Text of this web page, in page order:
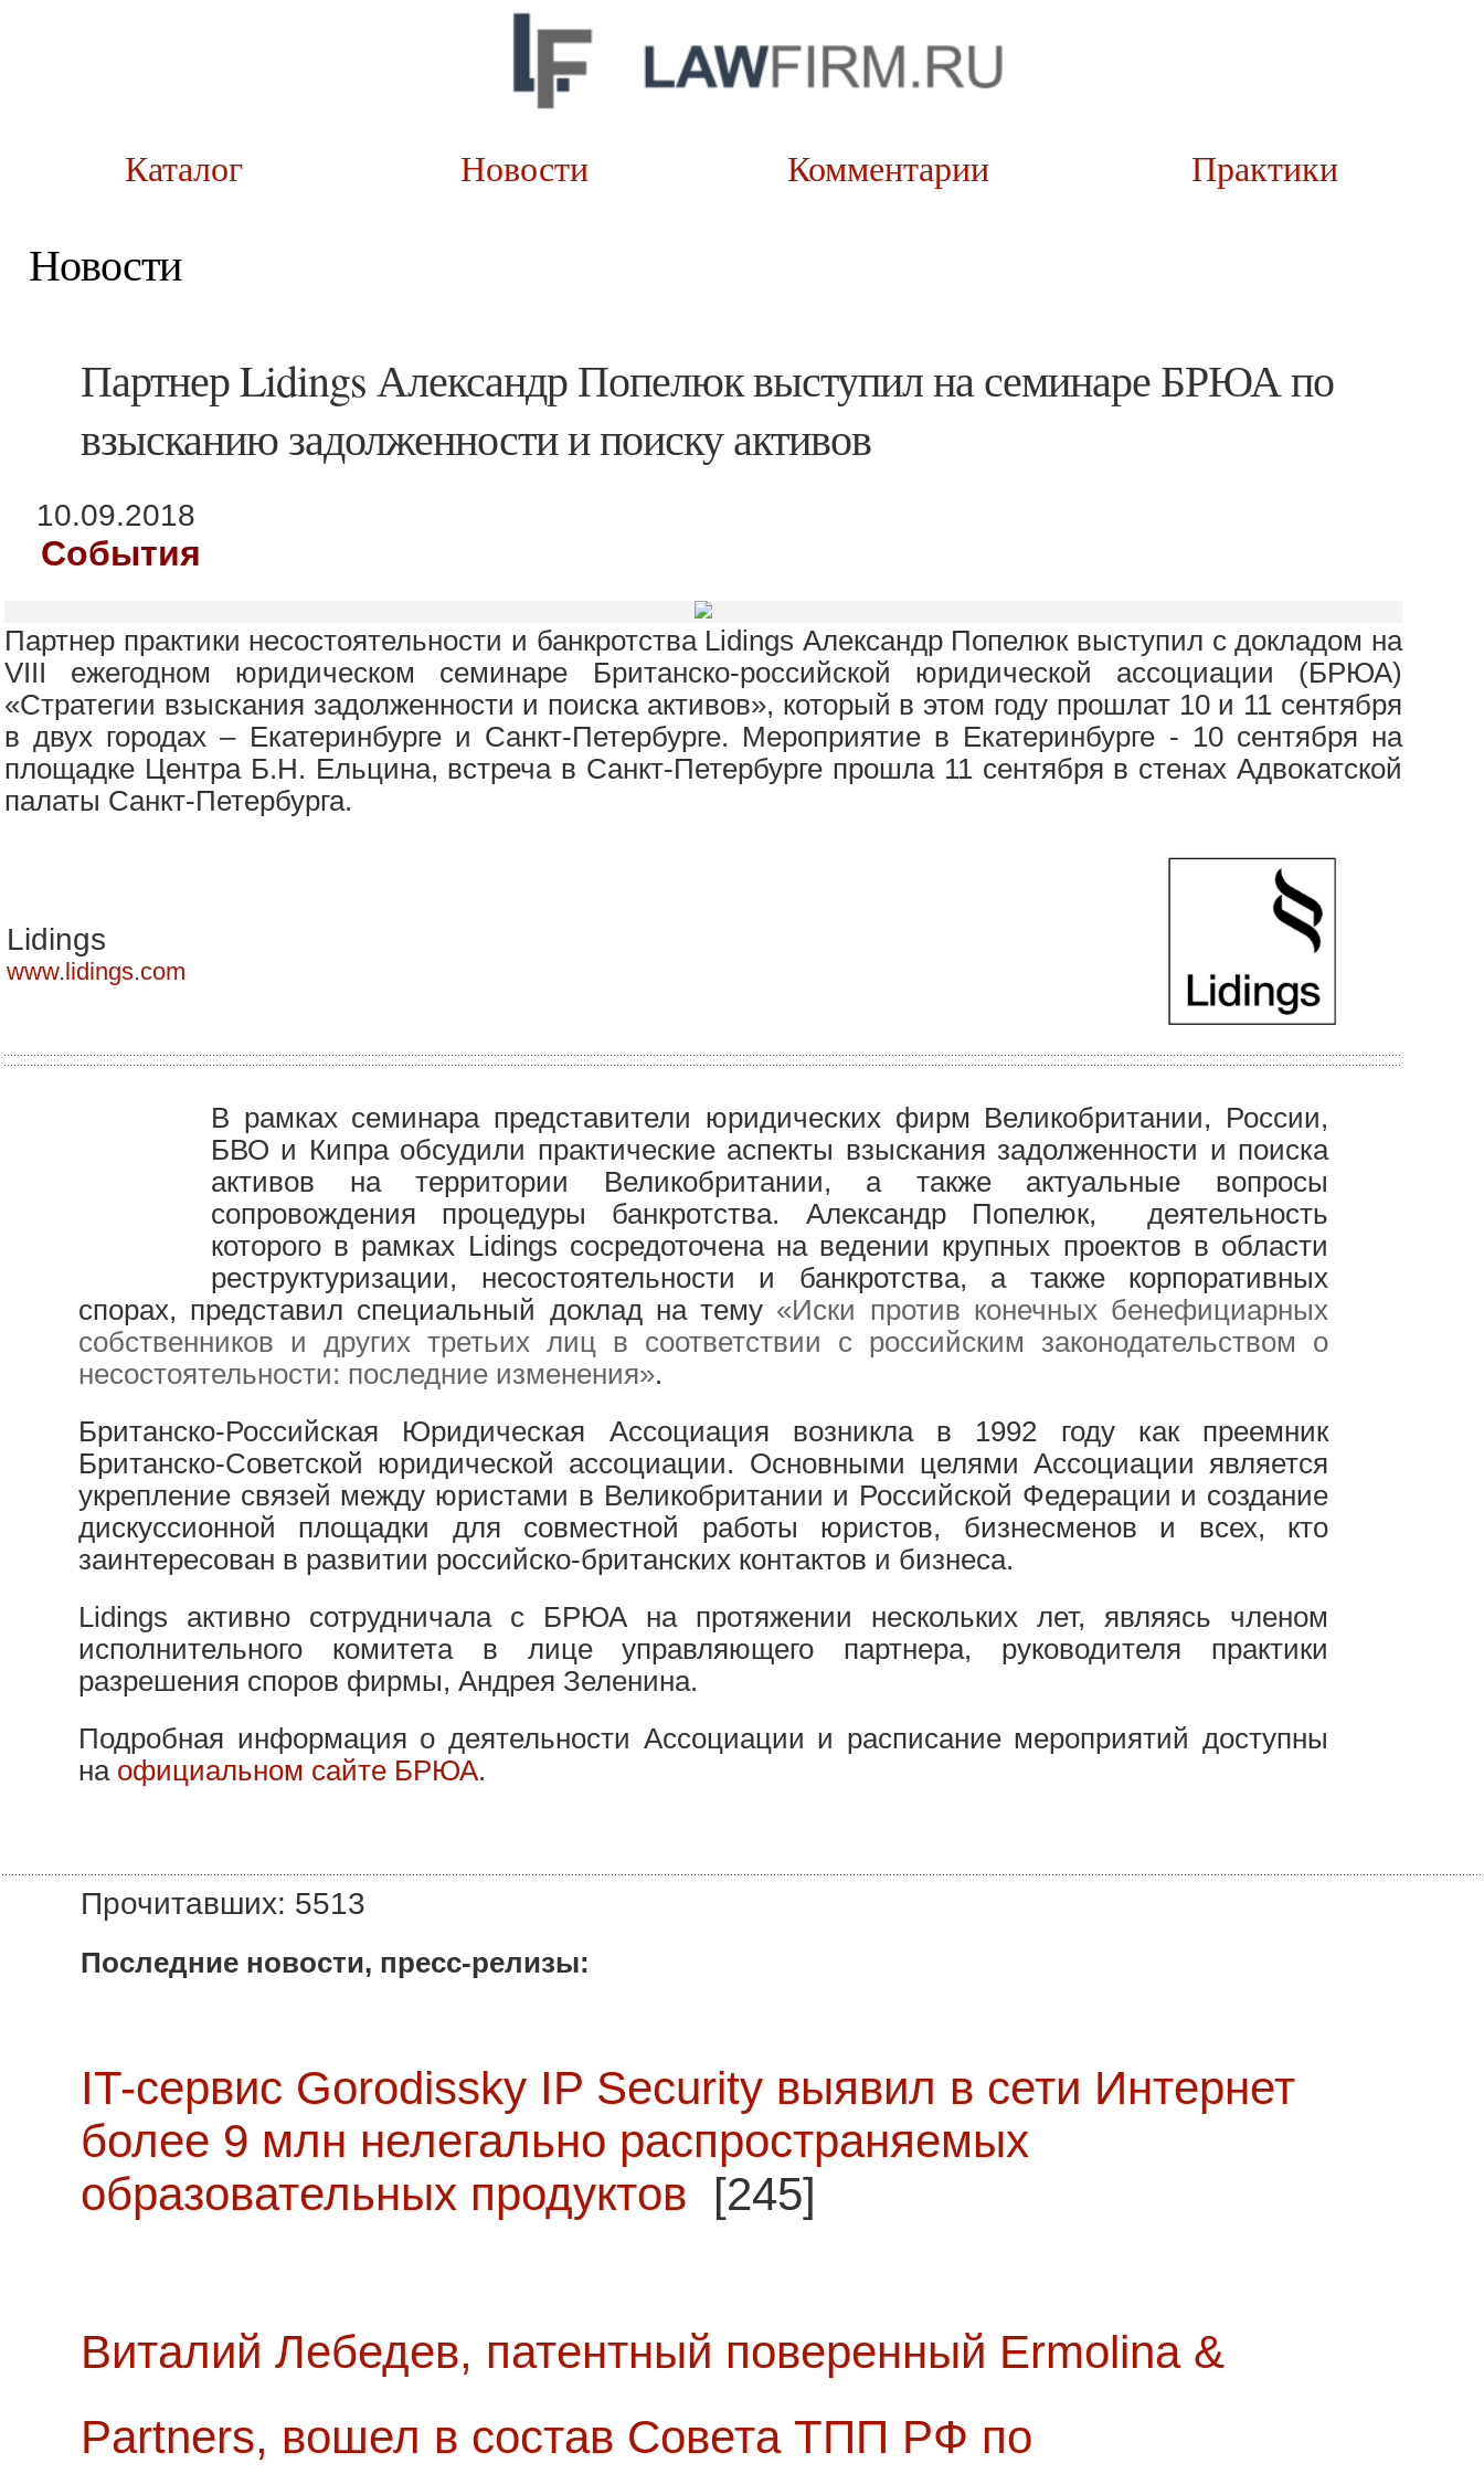
Каталог Новости Комментарии Практики
Новости
Партнер Lidings Александр Попелюк выступил на семинаре БРЮА по
взысканию задолженности и поиску активов
10.09.2018
События
Партнер практики несостоятельности и банкротства Lidings Александр Попелюк выступил с докладом на
VIII ежегодном юридическом семинаре Британско-российской юридической ассоциации (БРЮА)
«Стратегии взыскания задолженности и поиска активов», который в этом году прошлат 10 и 11 сентября
в двух городах – Екатеринбурге и Санкт-Петербурге. Мероприятие в Екатеринбурге - 10 сентября на
площадке Центра Б.Н. Ельцина, встреча в Санкт-Петербурге прошла 11 сентября в стенах Адвокатской
палаты Санкт-Петербурга.
Lidings
www.lidings.com
В рамках семинара представители юридических фирм Великобритании, России,
БВО и Кипра обсудили практические аспекты взыскания задолженности и поиска
активов на территории Великобритании, а также актуальные вопросы
сопровождения процедуры банкротства. Александр Попелюк, деятельность
которого в рамках Lidings сосредоточена на ведении крупных проектов в области
реструктуризации, несостоятельности и банкротства, а также корпоративных
спорах, представил специальный доклад на тему «Иски против конечных бенефициарных
собственников и других третьих лиц в соответствии с российским законодательством о
несостоятельности: последние изменения».
Британско-Российская Юридическая Ассоциация возникла в 1992 году как преемник
Британско-Советской юридической ассоциации. Основными целями Ассоциации является
укрепление связей между юристами в Великобритании и Российской Федерации и создание
дискуссионной площадки для совместной работы юристов, бизнесменов и всех, кто
заинтересован в развитии российско-британских контактов и бизнеса.
Lidings активно сотрудничала с БРЮА на протяжении нескольких лет, являясь членом
исполнительного комитета в лице управляющего партнера, руководителя практики
разрешения споров фирмы, Андрея Зеленина.
Подробная информация о деятельности Ассоциации и расписание мероприятий доступны
на официальном сайте БРЮА.
Прочитавших: 5513
Последние новости, пресс-релизы:
IT-сервис Gorodissky IP Security выявил в сети Интернет
более 9 млн нелегально распространяемых
образовательных продуктов [245]
Виталий Лебедев, патентный поверенный Ermolina &
Partners, вошел в состав Совета ТПП РФ по